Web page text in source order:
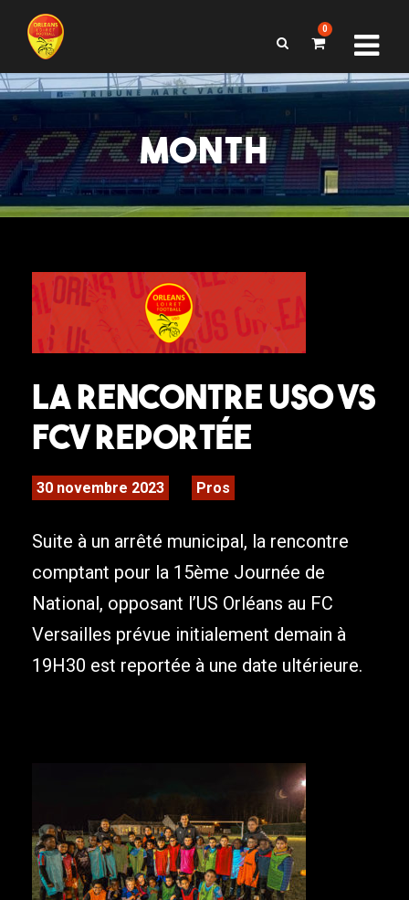
0
MONTH
LA RENCONTRE USO VS
FCV REPORTÉE
30 novembre 2023 Pros
Suite à un arrêté municipal, la rencontre
comptant pour la 15ème Journée de
National, opposant l’US Orléans au FC
Versailles prévue initialement demain à
19H30 est reportée à une date ultérieure.